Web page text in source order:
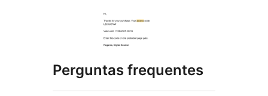
Perguntas frequentes